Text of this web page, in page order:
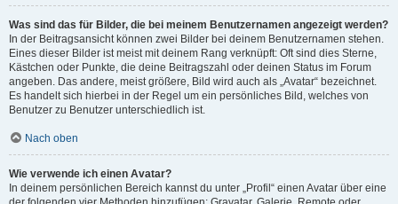
Was sind das für Bilder, die bei meinem Benutzernamen angezeigt werden?
In der Beitragsansicht können zwei Bilder bei deinem Benutzernamen stehen.
Eines dieser Bilder ist meist mit deinem Rang verknüpft: Oft sind dies Sterne,
Kästchen oder Punkte, die deine Beitragszahl oder deinen Status im Forum
angeben. Das andere, meist größere, Bild wird auch als „Avatar“ bezeichnet.
Es handelt sich hierbei in der Regel um ein persönliches Bild, welches von
Benutzer zu Benutzer unterschiedlich ist.
Nach oben
Wie verwende ich einen Avatar?
In deinem persönlichen Bereich kannst du unter „Profil“ einen Avatar über eine